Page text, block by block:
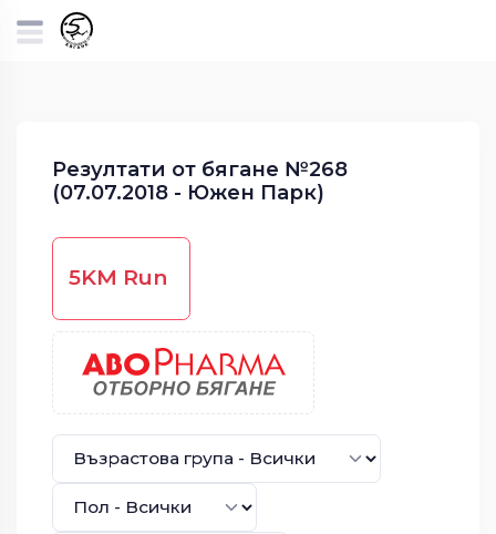
Резултати от бягане №268
(07.07.2018 - Южен Парк)
5KM Run